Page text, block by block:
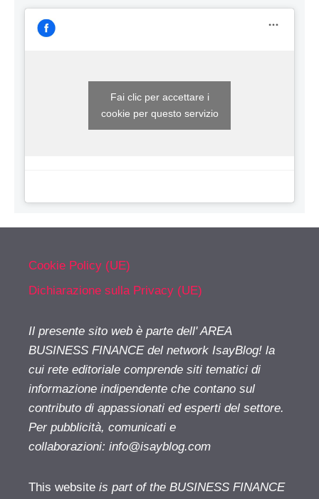
Fai clic per accettare i
cookie per questo servizio
Cookie Policy (UE)
Dichiarazione sulla Privacy (UE)
Il presente sito web è parte dell' AREA
BUSINESS FINANCE del network IsayBlog! la
cui rete editoriale comprende siti tematici di
informazione indipendente che contano sul
contributo di appassionati ed esperti del settore.
Per pubblicità, comunicati e
collaborazioni: info@isayblog.com
This website is part of the BUSINESS FINANCE